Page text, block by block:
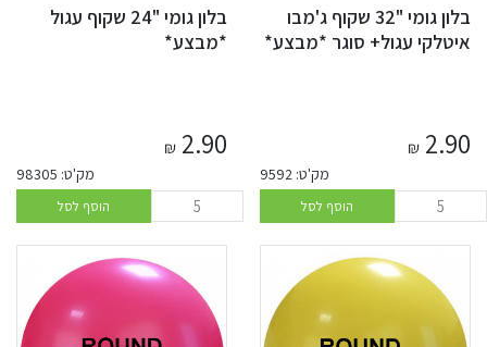
בלון גומי "32 שקוף ג'מבו
איטלקי עגול+ סוגר *מבצע*
2.90
₪
מק'ט: 9592
הוסף לסל
בלון גומי "24 שקוף עגול
*מבצע*
2.90
₪
מק'ט: 98305
הוסף לסל